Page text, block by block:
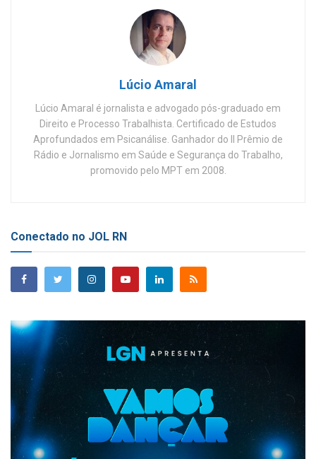
Lúcio Amaral
Lúcio Amaral é jornalista e advogado pós-graduado em
Direito e Processo Trabalhista. Certificado de Estudos
Aprofundados em Psicanálise. Ganhador do II Prêmio de
Rádio e Jornalismo em Saúde e Segurança do Trabalho,
promovido pelo MPT em 2008.
Conectado no JOL RN